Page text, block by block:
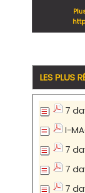
LES PLUS
7
I-
7
7
7